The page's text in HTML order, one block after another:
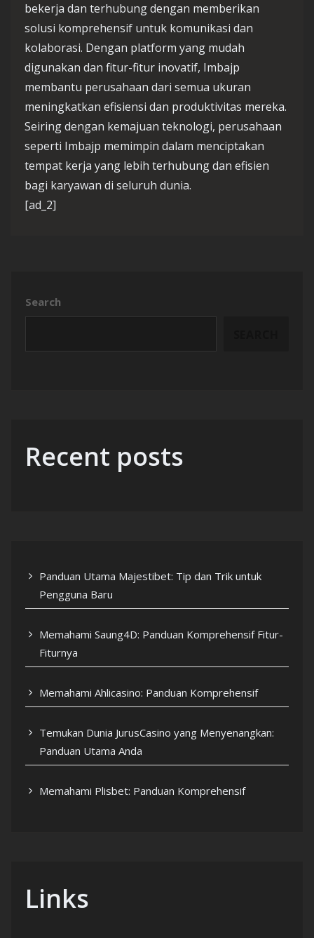
bekerja dan terhubung dengan memberikan
solusi komprehensif untuk komunikasi dan
kolaborasi. Dengan platform yang mudah
digunakan dan fitur-fitur inovatif, Imbajp
membantu perusahaan dari semua ukuran
meningkatkan efisiensi dan produktivitas mereka.
Seiring dengan kemajuan teknologi, perusahaan
seperti Imbajp memimpin dalam menciptakan
tempat kerja yang lebih terhubung dan efisien
bagi karyawan di seluruh dunia.
[ad_2]
Search
Recent posts
Panduan Utama Majestibet: Tip dan Trik untuk
Pengguna Baru
Memahami Saung4D: Panduan Komprehensif Fitur-
Fiturnya
Memahami Ahlicasino: Panduan Komprehensif
Temukan Dunia JurusCasino yang Menyenangkan:
Panduan Utama Anda
Memahami Plisbet: Panduan Komprehensif
Links